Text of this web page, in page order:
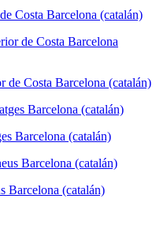
Costa Barcelona (catalán)
de Costa Barcelona (catalán)
Barcelona (catalán)
Barcelona (catalán)